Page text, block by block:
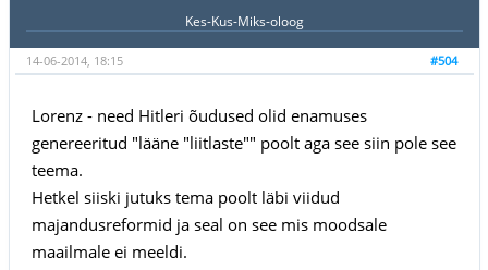
Kes-Kus-Miks-oloog
#504
14-06-2014, 18:15
Lorenz - need Hitleri õudused olid enamuses
genereeritud "lääne "liitlaste"" poolt aga see siin pole see
teema.
Hetkel siiski jutuks tema poolt läbi viidud
majandusreformid ja seal on see mis moodsale
maailmale ei meeldi.